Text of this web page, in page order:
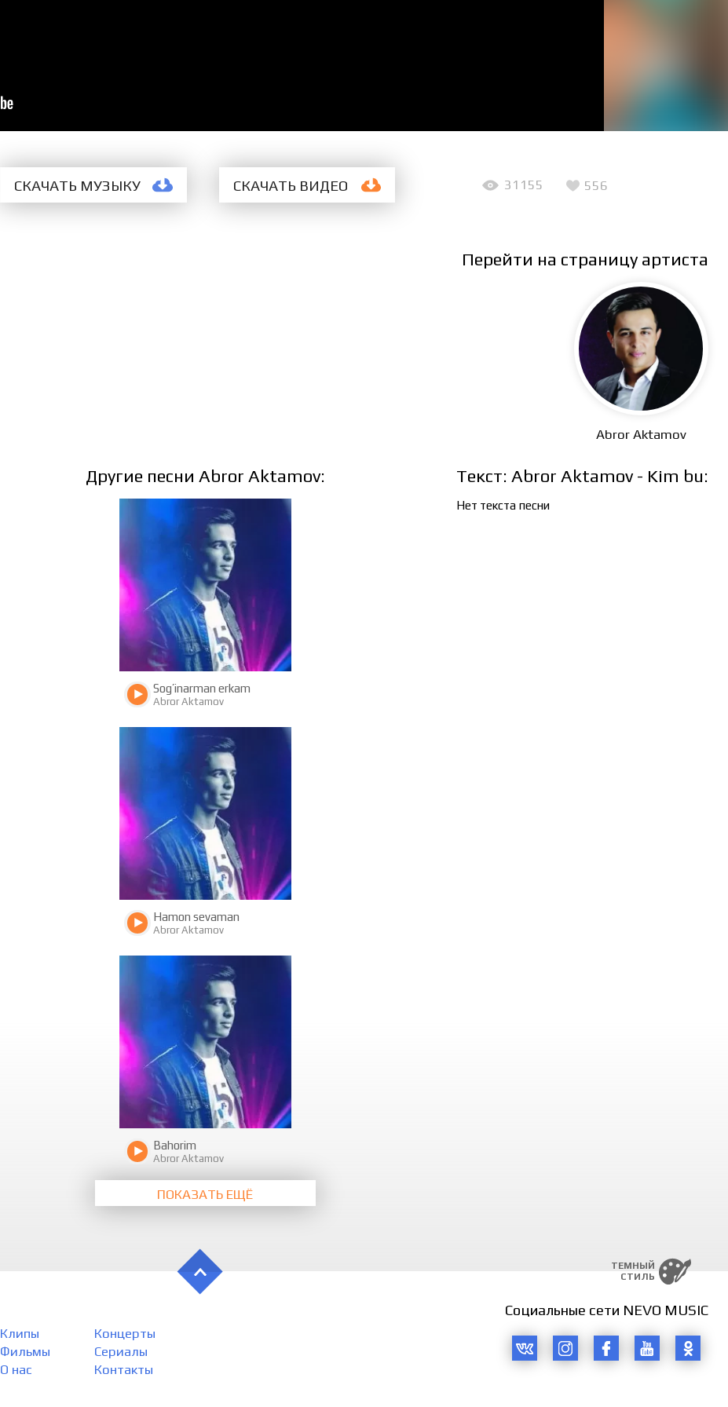
СКАЧАТЬ МУЗЫКУ СКАЧАТЬ ВИДЕО 31155 556
Перейти на страницу артиста
Abror Aktamov
Другие песни Abror Aktamov:
2998
Sog’inarman erkam
Abror Aktamov
3455
Hamon sevaman
Abror Aktamov
4118
Bahorim
Abror Aktamov
ПОКАЗАТЬ ЕЩЁ
Текст: Abror Aktamov - Kim bu:
Нет текста песни
ТЕМНЫЙ
СТИЛЬ
Клипы
Концерты
Фильмы
Сериалы
О нас Контакты
Социальные сети NEVO MUSIC